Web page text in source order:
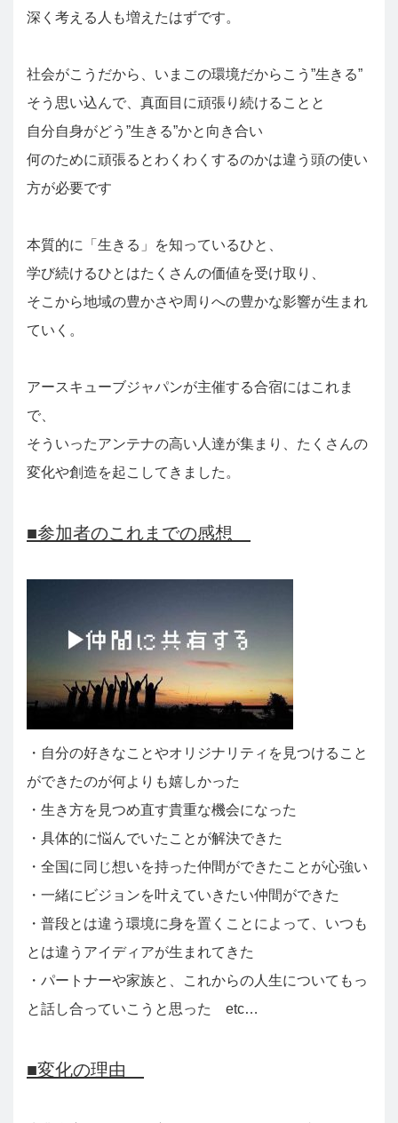
深く考える人も増えたはずです。
社会がこうだから、いまこの環境だからこう”生きる”
そう思い込んで、真面目に頑張り続けることと
自分自身がどう”生きる”かと向き合い
何のために頑張るとわくわくするのかは違う頭の使い
方が必要です
本質的に「生きる」を知っているひと、
学び続けるひとはたくさんの価値を受け取り、
そこから地域の豊かさや周りへの豊かな影響が生まれ
ていく。
アースキューブジャパンが主催する合宿にはこれま
で、
そういったアンテナの高い人達が集まり、たくさんの
変化や創造を起こしてきました。
■参加者のこれまでの感想
・自分の好きなことやオリジナリティを見つけること
ができたのが何よりも嬉しかった
・生き方を見つめ直す貴重な機会になった
・具体的に悩んでいたことが解決できた
・全国に同じ想いを持った仲間ができたことが心強い
・一緒にビジョンを叶えていきたい仲間ができた
・普段とは違う環境に身を置くことによって、いつも
とは違うアイディアが生まれてきた
・パートナーや家族と、これからの人生についてもっ
と話し合っていこうと思った etc…
■変化の理由